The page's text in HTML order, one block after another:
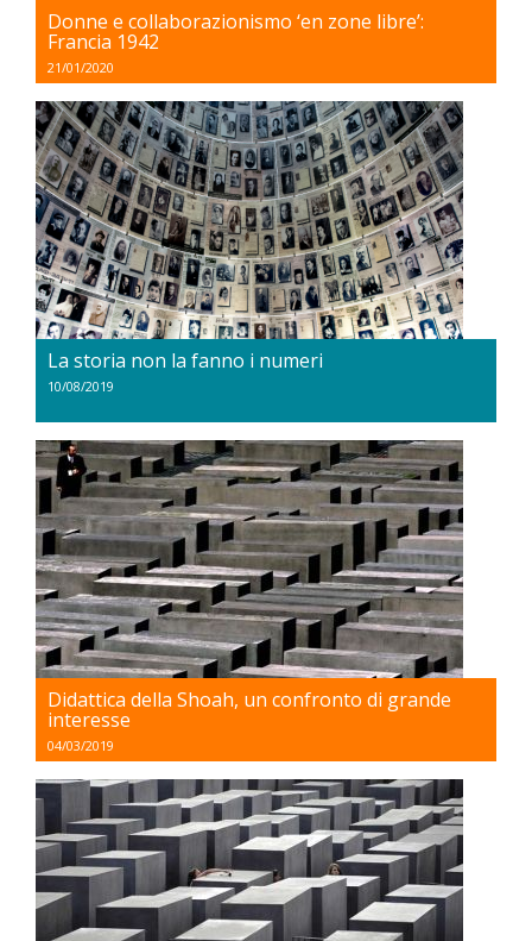
Donne e collaborazionismo ‘en zone libre’:
Francia 1942
21/01/2020
La storia non la fanno i numeri
10/08/2019
Didattica della Shoah, un confronto di grande
interesse
04/03/2019